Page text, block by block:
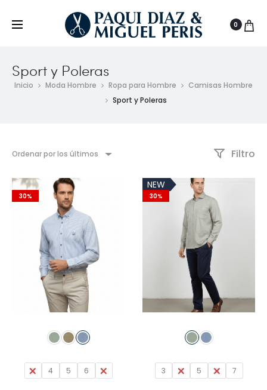
0
Sport y Poleras
Inicio Moda Hombre Ropa para Hombre
Camisas Hombre
Sport y Poleras
Ordenar por los últimos Filtro
30%
3 4 5 6 7
NEW
30%
3 4 5 6 7